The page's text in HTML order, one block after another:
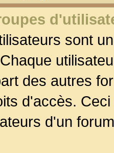
sont
des autres
d'accès.
d'un